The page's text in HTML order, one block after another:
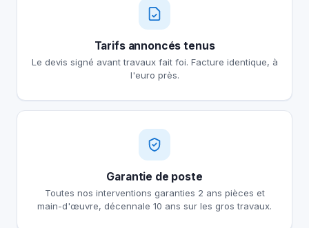
Tarifs annoncés tenus
Le devis signé avant travaux fait foi. Facture identique, à
l'euro près.
Garantie de poste
Toutes nos interventions garanties 2 ans pièces et
main-d'œuvre, décennale 10 ans sur les gros travaux.